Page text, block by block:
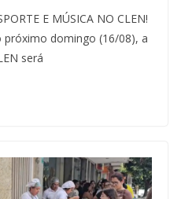
E MÚSICA NO CLEN!
próximo domingo (16/08), a
será